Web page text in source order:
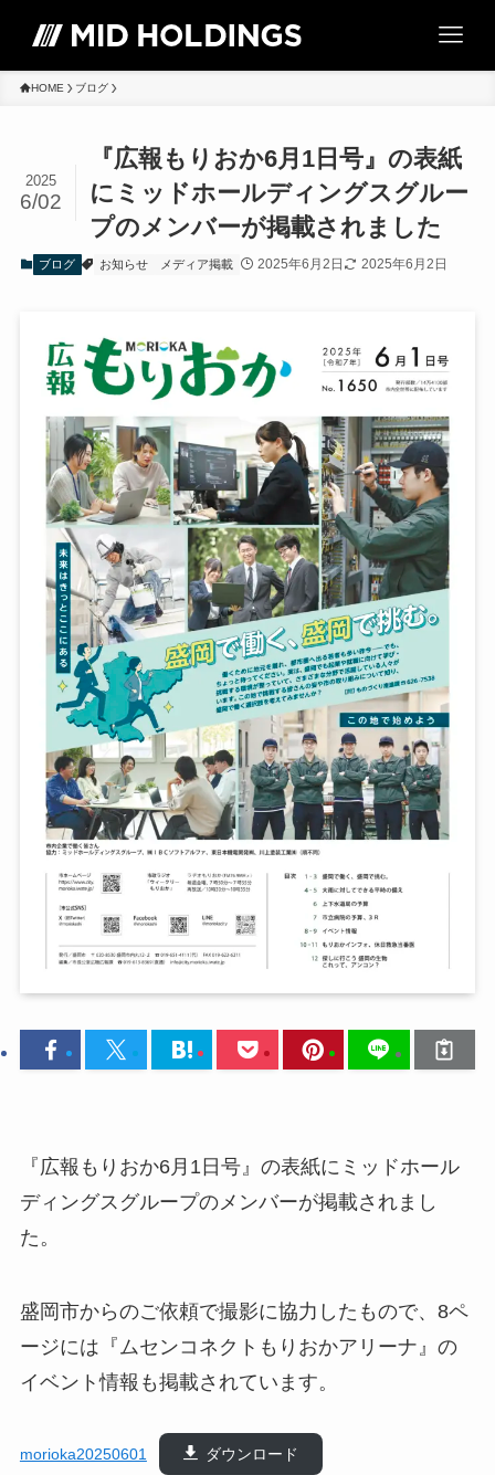
HOME ブログ
『広報もりおか6月1日号』の表紙
にミッドホールディングスグルー
プのメンバーが掲載されました
2025
6/02
ブログ お知らせ メディア掲載 2025年6月2日 2025年6月2日
『広報もりおか6月1日号』の表紙にミッドホール
ディングスグループのメンバーが掲載されまし
た。
盛岡市からのご依頼で撮影に協力したもので、8ペ
ージには『ムセンコネクトもりおかアリーナ』の
イベント情報も掲載されています。
morioka20250601 ダウンロード